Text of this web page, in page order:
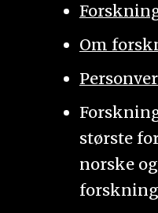
Om
største
norske